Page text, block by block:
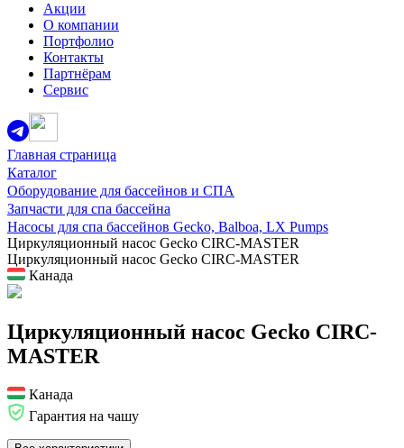
Акции
О компании
Портфолио
Контакты
Партнёрам
Сервис
Главная страница
Каталог
Оборудование для бассейнов и СПА
Запчасти для спа бассейна
Насосы для спа бассейнов Gecko, Balboa, LX Pumps
Циркуляционный насос Gecko CIRC-MASTER
Циркуляционный насос Gecko CIRC-MASTER
Канада
Циркуляционный насос Gecko CIRC-
MASTER
Канада
Гарантия на чашу